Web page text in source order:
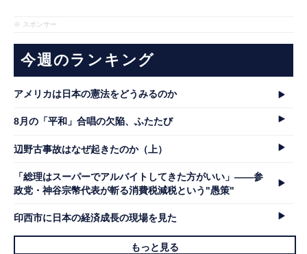
※ スポンサー
今週のランキング
アメリカは日本の憲法をどうみるのか
8月の「平和」合唱の欠陥、ふたたび
辺野古事故はなぜ起きたのか（上）
「総理はスーパーでアルバイトしてきた方がいい」――参
政党・神谷宗幣代表が斬る消費税減税という"愚策"
印西市に日本の経済成長の現場を見た
もっと見る